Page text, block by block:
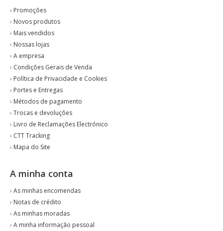
› Promoções
› Novos produtos
› Mais vendidos
› Nossas lojas
› A empresa
› Condições Gerais de Venda
› Política de Privacidade e Cookies
› Portes e Entregas
› Métodos de pagamento
› Trocas e devoluções
› Livro de Reclamações Electrónico
› CTT Tracking
› Mapa do Site
A minha conta
› As minhas encomendas
› Notas de crédito
› As minhas moradas
› A minha informação pessoal